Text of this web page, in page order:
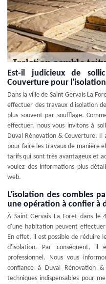
Est-il judicieux de
Couverture pour
Dans la ville de Saint Gervais La
effectuer des travaux d'isolation
plus souvent par soufflage.
effectuer, nous vous invitons à
Duval Rénovation & Couverture.
pour faire les travaux de manière
tarifs qui sont très avantageux et
voulez des informations plus
web.
L'isolation des combles
une opération à confier à
À Saint Gervais La Foret dans le
d'une habitation peuvent
En effet, il est possible de réduire
d'isolation. Par conséquent,
professionnel. Nous vous
confiance à Duval Rénovation
techniques indispensables pour